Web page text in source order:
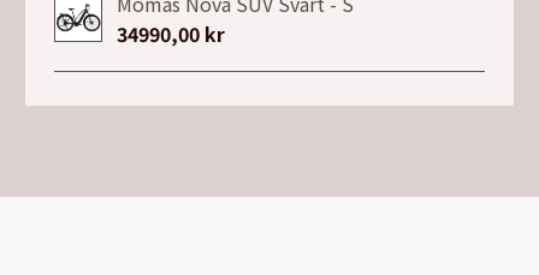
34990,00 kr